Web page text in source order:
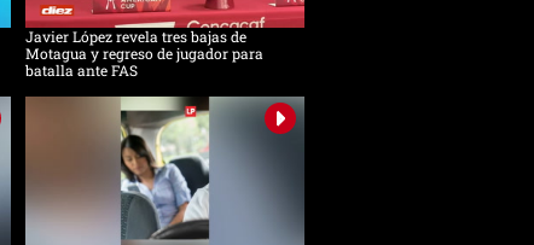
Javier López revela tres bajas de
Motagua y regreso de jugador para
batalla ante FAS